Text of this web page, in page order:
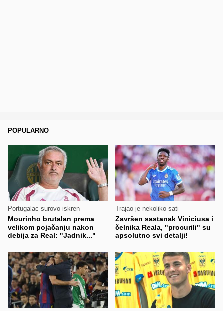
POPULARNO
Portugalac surovo iskren
Mourinho brutalan prema
velikom pojačanju nakon
debija za Real: "Jadnik..."
Trajao je nekoliko sati
Završen sastanak Viniciusa i
čelnika Reala, "procurili" su
apsolutno svi detalji!